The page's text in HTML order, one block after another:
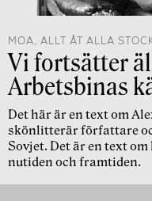
MOA, ALLT ÅT ALLA
Vi fortsätter
Arbetsbinas
Det här är en text om
skönlitterär författare
Sovjet. Det är en text
nutiden och framtiden.